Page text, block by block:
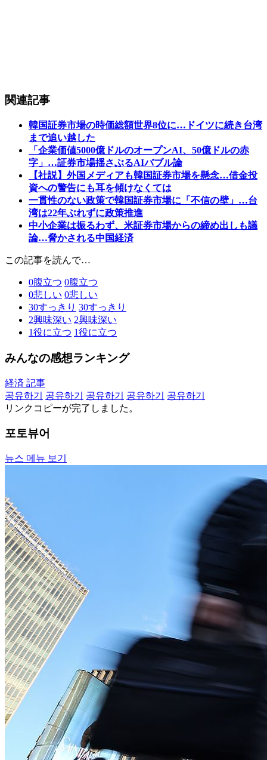
関連記事
韓国証券市場の時価総額世界8位に…ドイツに続き台湾
まで追い越した
「企業価値5000億ドルのオープンAI、50億ドルの赤
字」…証券市場揺さぶるAIバブル論
【社説】外国メディアも韓国証券市場を懸念…借金投
資への警告にも耳を傾けなくては
一貫性のない政策で韓国証券市場に「不信の壁」…台
湾は22年ぶれずに政策推進
中小企業は振るわず、米証券市場からの締め出しも議
論…脅かされる中国経済
この記事を読んで…
0腹立つ 0腹立つ
0悲しい 0悲しい
30すっきり 30すっきり
2興味深い 2興味深い
1役に立つ 1役に立つ
みんなの感想ランキング
経済 記事
공유하기
공유하기 공유하기 공유하기
공유하기
リンクコピーが完了しました。
포토뷰어
뉴스 메뉴 보기